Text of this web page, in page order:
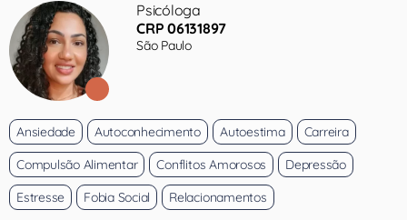
Psicóloga
CRP 06131897
São Paulo
Ansiedade Autoconhecimento Autoestima
Carreira
Compulsão Alimentar
Conflitos Amorosos
Depressão
Estresse
Fobia Social Relacionamentos